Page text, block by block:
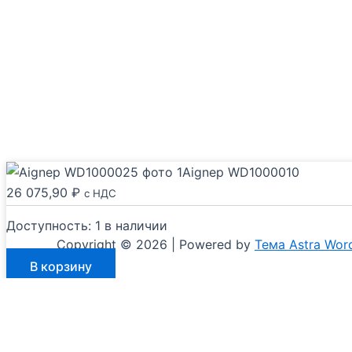
Copyright © 2026 | Powered by Тема Astra
Aignep WD1000010
26 075,90 ₽ с НДС
Доступность: 1 в наличии
товараВ корзину